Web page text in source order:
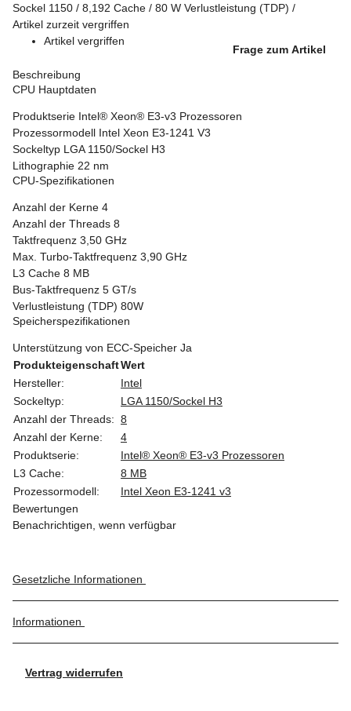
Sockel 1150 / 8,192 Cache / 80 W Verlustleistung (TDP) /
Artikel zurzeit vergriffen
Artikel vergriffen
Frage zum Artikel
Beschreibung
CPU Hauptdaten
Produktserie Intel® Xeon® E3-v3 Prozessoren
Prozessormodell Intel Xeon E3-1241 V3
Sockeltyp LGA 1150/Sockel H3
Lithographie 22 nm
CPU-Spezifikationen
Anzahl der Kerne 4
Anzahl der Threads 8
Taktfrequenz 3,50 GHz
Max. Turbo-Taktfrequenz 3,90 GHz
L3 Cache 8 MB
Bus-Taktfrequenz 5 GT/s
Verlustleistung (TDP) 80W
Speicherspezifikationen
Unterstützung von ECC-Speicher Ja
ProdukteigenschaftWert
Hersteller:
Intel
Sockeltyp:
LGA 1150/Sockel H3
Anzahl der Threads: 8
Anzahl der Kerne:
4
Produktserie:
Intel® Xeon® E3-v3 Prozessoren
L3 Cache:
8 MB
Prozessormodell:
Intel Xeon E3-1241 v3
Bewertungen
Benachrichtigen, wenn verfügbar
Gesetzliche Informationen
Informationen
Vertrag widerrufen